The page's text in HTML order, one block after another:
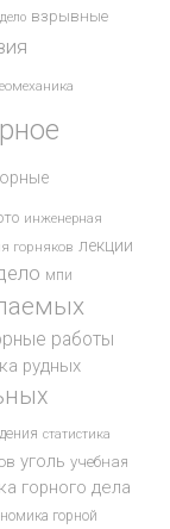
взрывные
инженерная
горняков лекции
мпи
работы
рудных
статистика
уголь учебная
горного дела
горной